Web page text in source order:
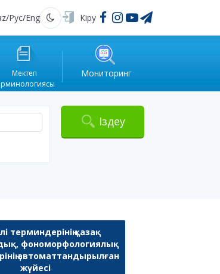
/Рус/Eng Қараңғы Кіру
Мектеп
Мониторинг
Іздеу
терминдерінің қазақ
фономорфологиялық
автоматтандырылған
жүйесі